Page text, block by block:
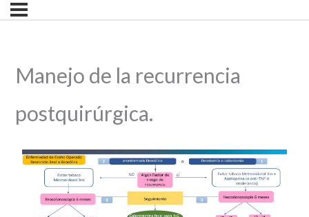
Manejo de la recurrencia
postquirúrgica.